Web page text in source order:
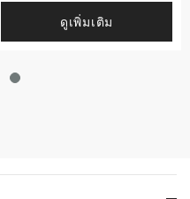
ดูเพิ่มเติม